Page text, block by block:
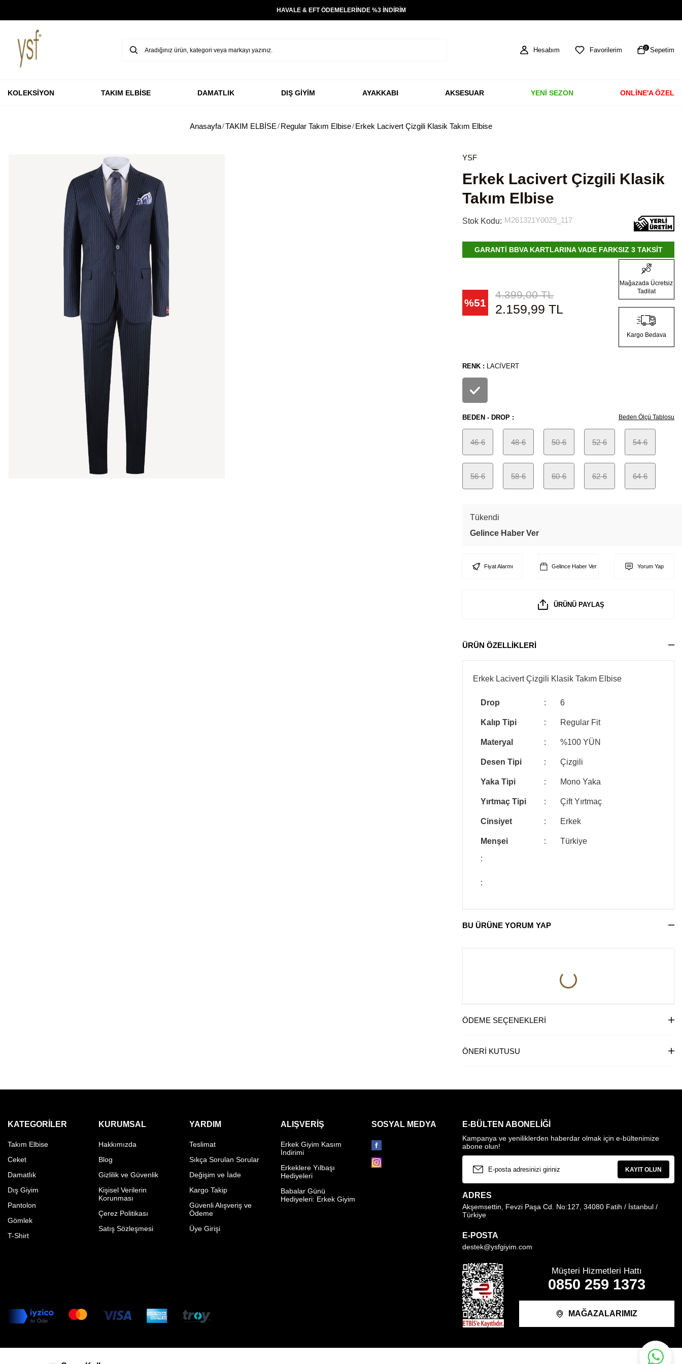
HAVALE & EFT ÖDEMELERİNDE %3 İNDİRİM
Hesabım Favorilerim 0 Sepetim
KOLEKSİYON TAKIM ELBİSE DAMATLIK DIŞ GİYİM AYAKKABI AKSESUAR YENİ SEZON ONLİNE'A ÖZEL
Anasayfa TAKIM ELBİSE Regular Takım Elbise Erkek Lacivert Çizgili Klasik Takım Elbise
YSF
Erkek Lacivert Çizgili Klasik
Takım Elbise
Stok Kodu: M261321Y0029_117
GARANTİ BBVA KARTLARINA VADE FARKSIZ 3 TAKSİT
%51
4.399,00TL
2.159,99 TL
Mağazada Ücretsiz
Tadilat
Kargo Bedava
RENK : LACIVERT
BEDEN - DROP : Beden Ölçü Tablosu
46-6 48-6 50-6 52-6 54-6
56-6 58-6 60-6 62-6 64-6
Tükendi
Gelince Haber Ver
Fiyat Alarmı Gelince Haber Ver Yorum Yap
ÜRÜNÜ PAYLAŞ
ÜRÜN ÖZELLİKLERİ
Erkek Lacivert Çizgili Klasik Takım Elbise
Drop : 6
Kalıp Tipi : Regular Fit
Materyal : %100 YÜN
Desen Tipi : Çizgili
Yaka Tipi : Mono Yaka
Yırtmaç Tipi : Çift Yırtmaç
Cinsiyet : Erkek
Menşei :
Türkiye
:
:
BU ÜRÜNE YORUM YAP
ÖDEME SEÇENEKLERI
ÖNERI KUTUSU
KATEGORILER
Takım Elbise
Ceket
Damatlık
Dış Giyim
Pantolon
Gömlek
T-Shirt
KURUMSAL
Hakkımızda
Blog
Gizlilik ve Güvenlik
Kişisel Verilerin
Korunması
Çerez Politikası
Satış Sözleşmesi
YARDIM
Teslimat
Sıkça Sorulan Sorular
Değişim ve İade
Kargo Takip
Güvenli Alışveriş ve
Ödeme
Üye Girişi
ALIŞVERIŞ
Erkek Giyim Kasım
İndirimi
Erkeklere Yılbaşı
Hediyeleri
Babalar Günü
Hediyeleri: Erkek Giyim
SOSYAL MEDYA E-BÜLTEN ABONELIĞI
Kampanya ve yeniliklerden haberdar olmak için e-bültenimize
abone olun!
KAYIT OLUN
ADRES
Akşemsettin, Fevzi Paşa Cd. No:127, 34080 Fatih / İstanbul /
Türkiye
E-POSTA
destek@ysfgiyim.com
Müşteri Hizmetleri Hattı
0850 259 1373
MAĞAZALARIMIZ